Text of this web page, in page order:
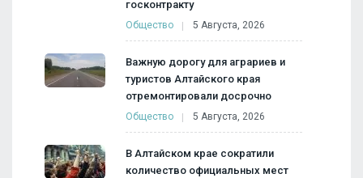
госконтракту
Общество 5 Августа, 2026
Важную дорогу для аграриев и
туристов Алтайского края
отремонтировали досрочно
Общество 5 Августа, 2026
В Алтайском крае сократили
количество официальных мест